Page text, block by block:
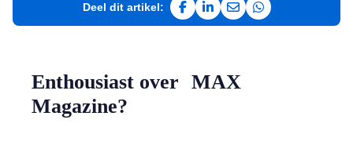
Deel dit artikel:
Deel op Facebook
Deel op LinkedIn
Deel via e-mail
Deel via
Enthousiast over MAX
Magazine?